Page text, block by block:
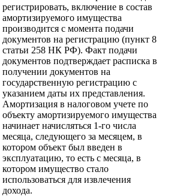
регистрировать, включение в состав
амортизируемого имущества
производится с момента подачи
документов на регистрацию (пункт 8
статьи 258 НК РФ). Факт подачи
документов подтверждает расписка в
получении документов на
государственную регистрацию с
указанием даты их представления.
Амортизация в налоговом учете по
объекту амортизируемого имущества
начинает начисляться 1-го числа
месяца, следующего за месяцем, в
котором объект был введен в
эксплуатацию, то есть с месяца, в
котором имущество стало
использоваться для извлечения
дохода.